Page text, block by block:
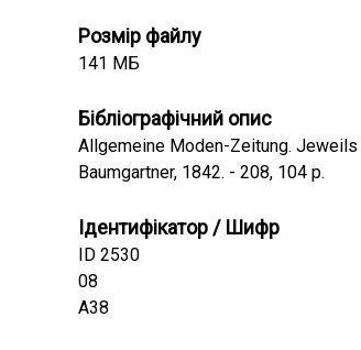
Розмір файлу
141 МБ
Бібліографічний опис
Allgemeine Moden-Zeitung.
Baumgartner, 1842. - 208, 104 p.
Ідентифікатор / Шифр
ID 2530
08
А38